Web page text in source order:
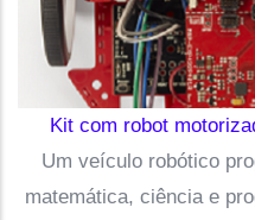
Kit com robot
Um veículo robótico
matemática, ciência e